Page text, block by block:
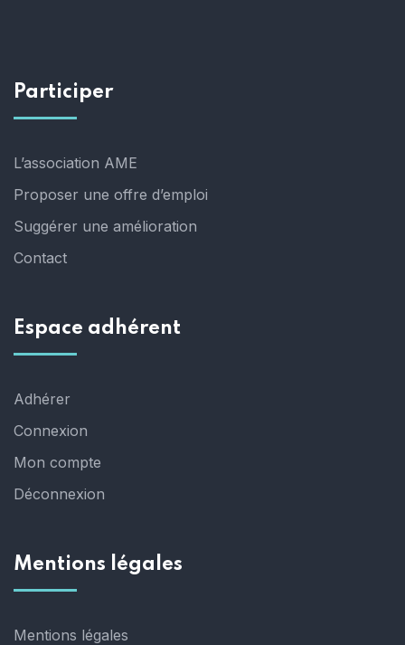
Participer
L’association AME
Proposer une offre d’emploi
Suggérer une amélioration
Contact
Espace adhérent
Adhérer
Connexion
Mon compte
Déconnexion
Mentions légales
Mentions légales